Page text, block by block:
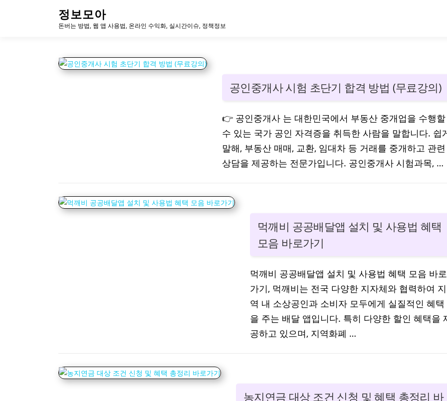
정보모아
돈버는 방법, 웹 앱 사용법, 온라인 수익화, 실시간이슈, 정책정보
공인중개사 시험 초단기 합격 방법 (무료강의)
👉 공인중개사 는 대한민국에서 부동산 중개업을 수행할
수 있는 국가 공인 자격증을 취득한 사람을 말합니다. 쉽
말해, 부동산 매매, 교환, 임대차 등 거래를 중개하고 관련
상담을 제공하는 전문가입니다. 공인중개사 시험과목, …
먹깨비 공공배달앱 설치 및 사용법 혜택
모음 바로가기
먹깨비 공공배달앱 설치 및 사용법 혜택 모음 바로
가기, 먹깨비는 전국 다양한 지자체와 협력하여 지
역 내 소상공인과 소비자 모두에게 실질적인 혜택
을 주는 배달 앱입니다. 특히 다양한 할인 혜택을
공하고 있으며, 지역화폐 …
농지연금 대상 조건 신청 및 혜택 총정리 바